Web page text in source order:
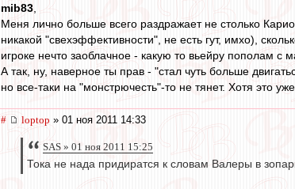
mib83
Меня лично больше всего раздражает не столько
никакой "свехэффективности", не есть гут, имхо),
игроке нечто заоблачное - какую то вьейру пополам с
А так, ну, наверное ты прав - "стал чуть больше
но все-таки на "монстрючесть"-то не тянет. Хотя это
# loptop » 01 ноя 2011 14:33
SAS » 01 ноя 2011 15:25
Тока не нада придиратся к словам Валеры в